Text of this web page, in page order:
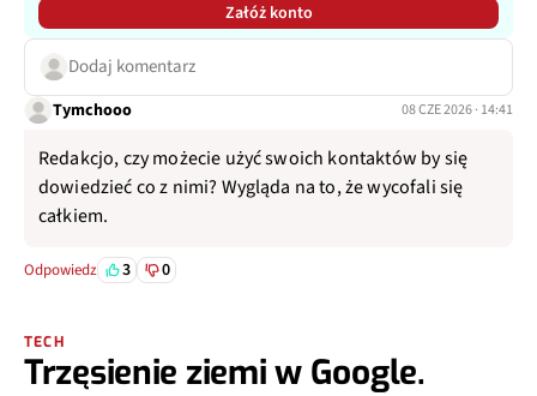
Załóż konto
Dodaj komentarz
Tymchooo 08 CZE 2026 · 14:41
Redakcjo, czy możecie użyć swoich kontaktów by się
dowiedzieć co z nimi? Wygląda na to, że wycofali się
całkiem.
Odpowiedz 3 0
TECH
Trzęsienie ziemi w Google.